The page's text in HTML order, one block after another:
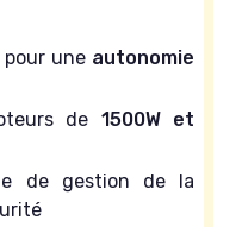
pour une autonomie
de 1500W et
de gestion de la